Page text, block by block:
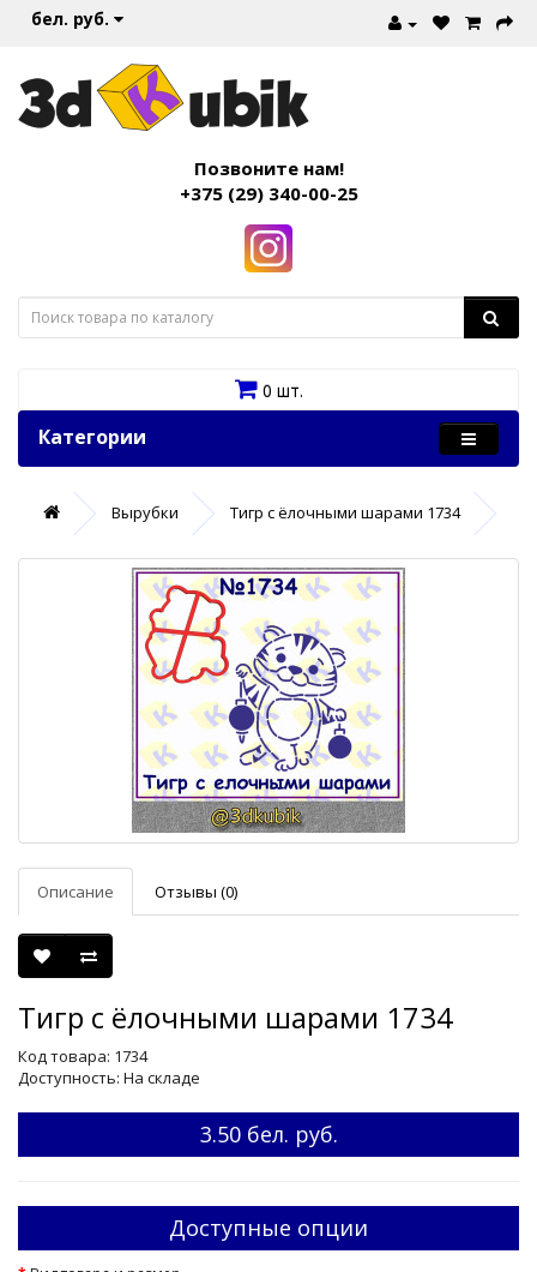
бел. руб.
Позвоните нам!
+375 (29) 340-00-25
0 шт.
Категории
Вырубки Тигр с ёлочными шарами 1734
Описание Отзывы (0)
Тигр с ёлочными шарами 1734
Код товара: 1734
Доступность: На складе
3.50 бел. руб.
Доступные опции